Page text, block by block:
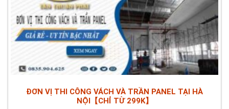
ĐƠN VỊ THI CÔNG VÁCH VÀ TRẦN PANEL TẠI HÀ
NỘI【CHỈ TỪ 299K】